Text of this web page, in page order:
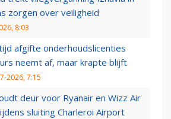
zorgen over veiligheid
8:03
afgifte onderhoudslicenties
neemt af, maar krapte blijft
2026, 7:15
deur voor Ryanair en Wizz Air
sluiting Charleroi Airport